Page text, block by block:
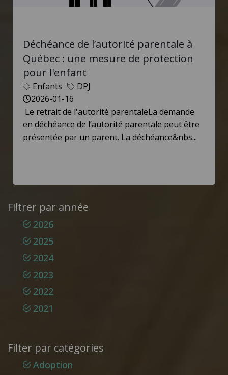
Déchéance de l’autorité parentale à
Québec : une mesure de protection
pour l'enfant
Enfants
DPJ
2026-01-16
Le retrait de l'autorité parentaleLa demande
en déchéance de l’autorité parentale peut être
présentée par un parent. La déchéance&nbs...
Filtrer par année
2026
2025
2024
2023
2022
2021
Filter par catégories
Adoption